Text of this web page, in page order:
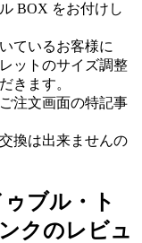
BOX をお付けし
ているお客様に
ットのサイズ調整
きます。
注文画面の特記事
換は出来ませんの
ブル・ト
クのレビュ